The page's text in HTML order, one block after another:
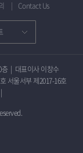
Contact Us
| 대표이사 이창수
서울서부 제2017-16호